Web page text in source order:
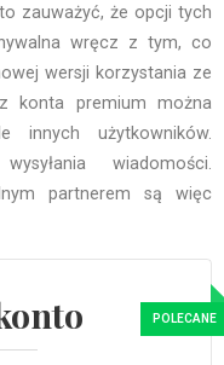
zauważyć, że opcji tych
wręcz z tym, co
wersji korzystania ze
konta premium można
innych użytkowników.
wiadomości.
partnerem są więc